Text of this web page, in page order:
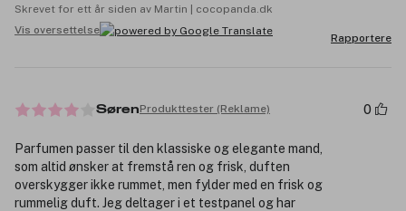
Skrevet for ett år siden av Martin | cocopanda.dk
Vis oversettelse
Rapportere
SørenProdukttester (Reklame) 0
Parfumen passer til den klassiske og elegante mand,
som altid ønsker at fremstå ren og frisk, duften
overskygger ikke rummet, men fylder med en frisk og
rummelig duft. Jeg deltager i et testpanel og har